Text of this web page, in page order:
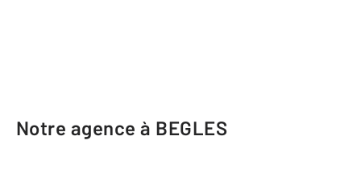
Notre agence à BEGLES